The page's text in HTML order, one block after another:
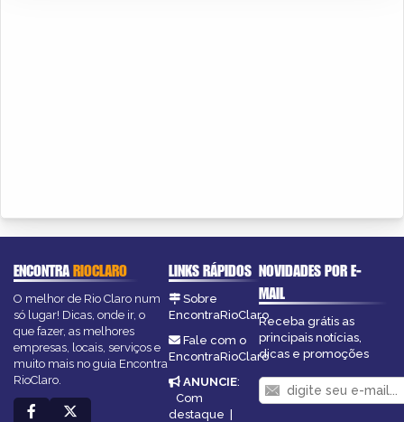
ENCONTRARIOCLARO
O melhor de Rio Claro num
só lugar! Dicas, onde ir, o
que fazer, as melhores
empresas, locais, serviços e
muito mais no guia Encontra
RioClaro.
LINKS RÁPIDOS
Sobre
EncontraRioClaro
Fale com o
EncontraRioClaro
ANUNCIE:
Com
destaque |
NOVIDADES POR E-
MAIL
Receba grátis as
principais notícias,
dicas e promoções